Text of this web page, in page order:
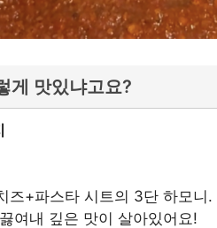
게 맛있냐고요?
즈+파스타 시트의 3단 하모니.
여내 깊은 맛이 살아있어요!